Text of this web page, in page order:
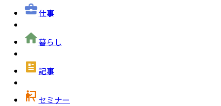
仕事
暮らし
記事
セミナー